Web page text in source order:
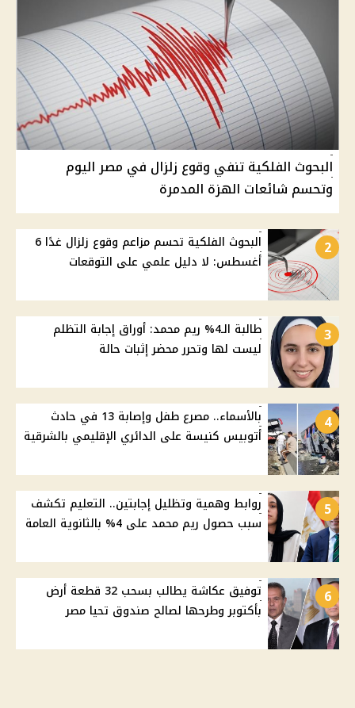
البحوث الفلكية تنفي وقوع زلزال في مصر اليوم
وتحسم شائعات الهزة المدمرة
2
البحوث الفلكية تحسم مزاعم وقوع زلزال غدًا 6
أغسطس: لا دليل علمي على التوقعات
3
طالبة الـ4% ريم محمد: أوراق إجابة التظلم
ليست لها وتحرر محضر إثبات حالة
4
بالأسماء.. مصرع طفل وإصابة 13 في حادث
أتوبيس كنيسة على الدائري الإقليمي بالشرقية
5
روابط وهمية وتظليل إجابتين.. التعليم تكشف
سبب حصول ريم محمد على 4% بالثانوية العامة
6
توفيق عكاشة يطالب بسحب 32 قطعة أرض
بأكتوبر وطرحها لصالح صندوق تحيا مصر